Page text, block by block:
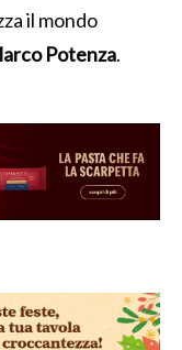
il mondo
Potenza.